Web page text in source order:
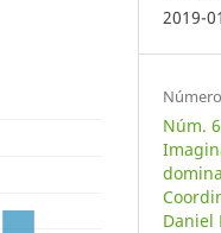
2019-
Número
Núm.
Daniel